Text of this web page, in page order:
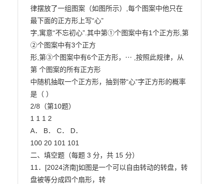
律摆放了一组图案（如图所示）,每个图案中他只在
最下面的正方形上写“心”
字,寓意“不忘初心”.其中第①个图案中有1个正方形,第
②个图案中有3个正方
形,第③个图案中有6个正方形，⋯ ,按照此规律，从
第 个图案的所有正方形
中随机抽取一个正方形，抽到带“心”字正方形的概率
是（ ）
2/8（第10题）
1 1 1 2
A． B． C． D．
100 20 101 101
二、填空题（每题 3 分，共 15 分）
11．[2024济南]如图是一个可以自由转动的转盘，转
盘被等分成四个扇形，转